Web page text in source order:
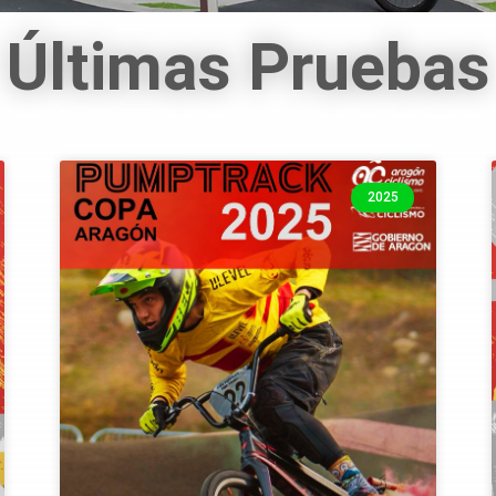
Últimas Pruebas
2025